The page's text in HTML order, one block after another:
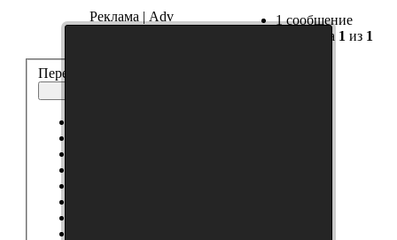
1 сообщение
Страница 1 из 1
Перейти:
Реклама | Adv